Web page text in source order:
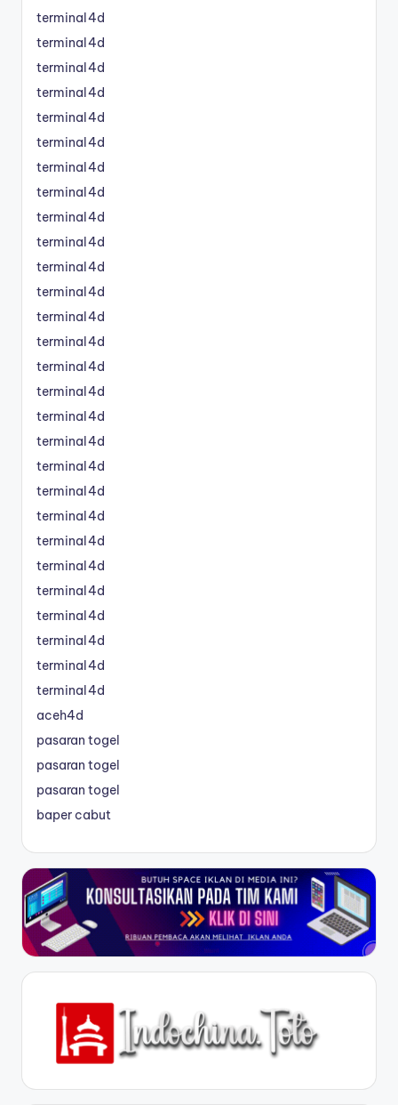
terminal4d
terminal4d
terminal4d
terminal4d
terminal4d
terminal4d
terminal4d
terminal4d
terminal4d
terminal4d
terminal4d
terminal4d
terminal4d
terminal4d
terminal4d
terminal4d
terminal4d
terminal4d
terminal4d
terminal4d
terminal4d
terminal4d
terminal4d
terminal4d
terminal4d
terminal4d
terminal4d
terminal4d
aceh4d
pasaran togel
pasaran togel
pasaran togel
baper cabut